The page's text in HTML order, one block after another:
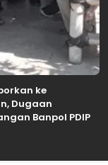
ke
Dugaan
Banpol PDIP
Dinyatakan